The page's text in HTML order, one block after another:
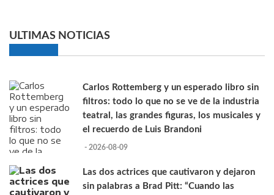
ULTIMAS NOTICIAS
Carlos Rottemberg y un esperado libro sin
filtros: todo lo que no se ve de la industria
teatral, las grandes figuras, los musicales y
el recuerdo de Luis Brandoni
- 2026-08-09
Las dos actrices que cautivaron y dejaron
sin palabras a Brad Pitt: “Cuando las